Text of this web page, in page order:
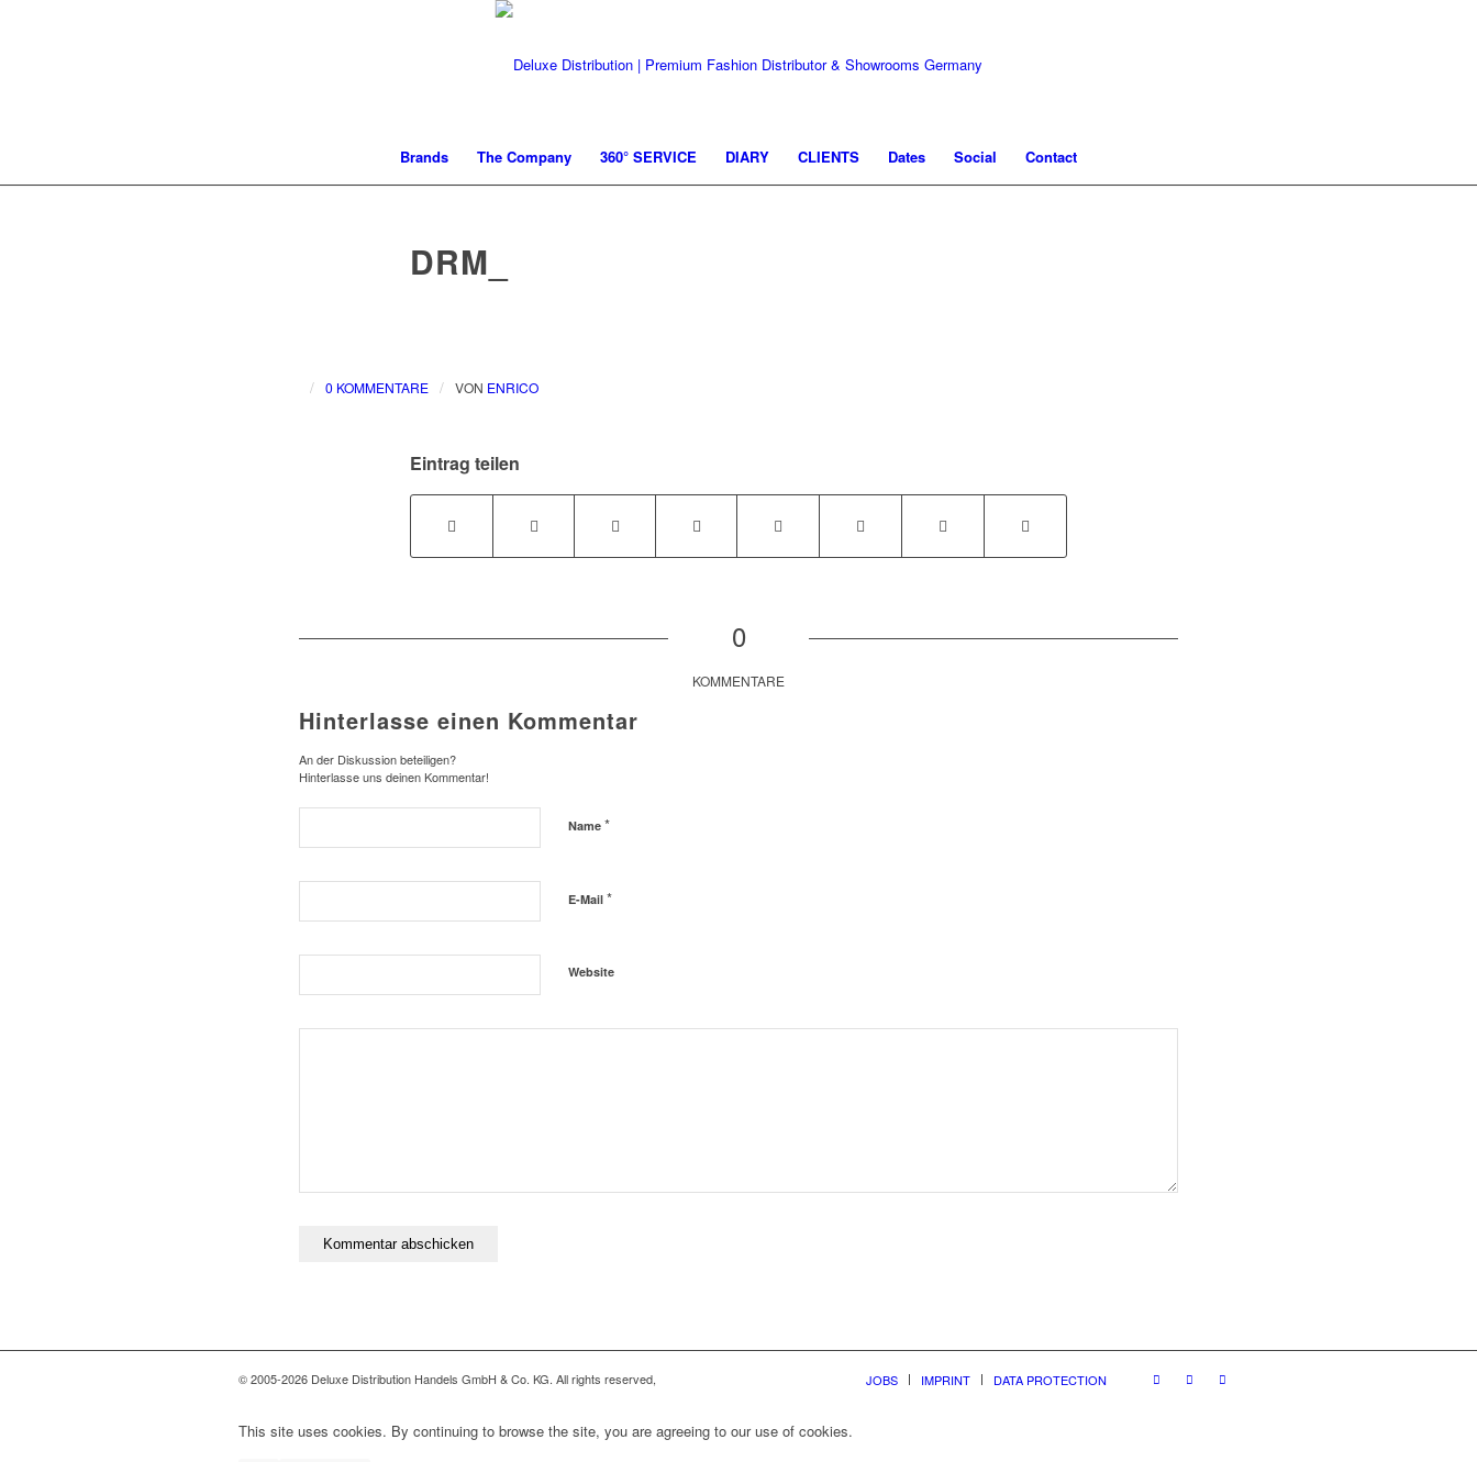
Brands The Company 360° SERVICE DIARY CLIENTS Dates Social Contact
DRM_
/ 0 KOMMENTARE / VON ENRICO
Eintrag teilen
0
KOMMENTARE
Hinterlasse einen Kommentar
An der Diskussion beteiligen?
Hinterlasse uns deinen Kommentar!
Name *
E-Mail *
Website
© 2005-2026 Deluxe Distribution Handels GmbH & Co. KG. All rights reserved, JOBS IMPRINT DATA PROTECTION
This site uses cookies. By continuing to browse the site, you are agreeing to our use of cookies.